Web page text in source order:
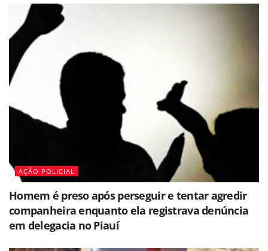
AÇÃO POLICIAL
Homem é preso após perseguir e tentar agredir
companheira enquanto ela registrava denúncia
em delegacia no Piauí